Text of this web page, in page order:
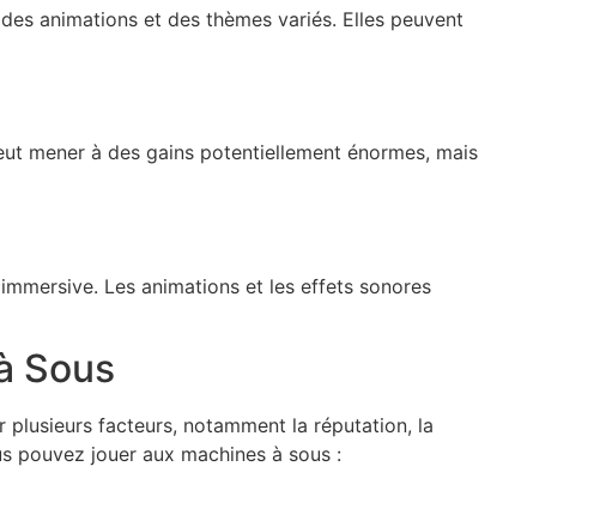
animations et des thèmes variés. Elles peuvent
mener à des gains potentiellement énormes, mais
Les animations et les effets sonores
Sous
facteurs, notamment la réputation, la
pouvez jouer aux machines à sous :